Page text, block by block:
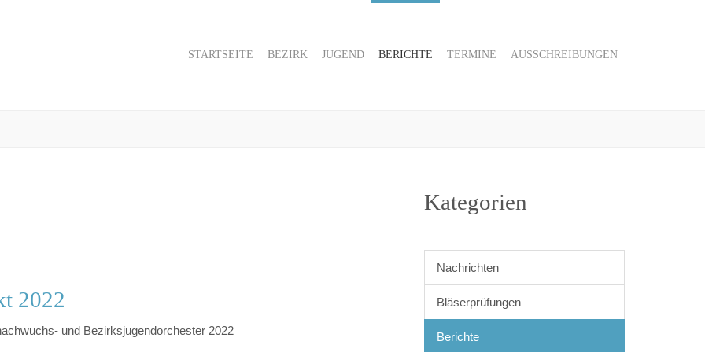
STARTSEITE BEZIRK JUGEND BERICHTE TERMINE AUSSCHREIBUNGEN
2022
und Bezirksjugendorchester 2022
Kategorien
Nachrichten
Bläserprüfungen
Berichte